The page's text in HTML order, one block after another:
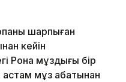
шарпыған
кейін
Рона мұздығы бір
мұз қабатынан